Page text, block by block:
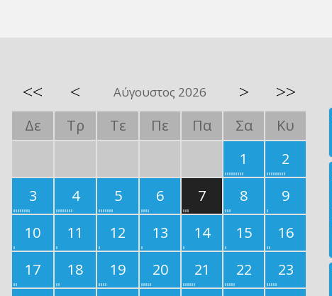
<< < Αύγουστος 2026 > >>
Δε Τρ Τε Πε Πα Σα
Κυ
1
2
3
4 5 6 7 8
9
10
11 12 13 14 15
16
17
18 19 20 21 22
23